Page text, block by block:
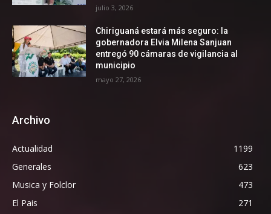
julio 3, 2026
Chiriguaná estará más seguro: la
gobernadora Elvia Milena Sanjuan
entregó 90 cámaras de vigilancia al
municipio
mayo 27, 2026
Archivo
Actualidad
1199
Generales
623
Musica y Folclor
473
El Pais
271